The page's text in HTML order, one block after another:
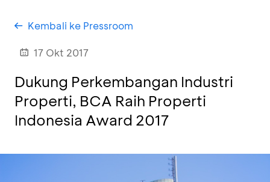
Kembali ke Pressroom
17 Okt 2017
Dukung Perkembangan Industri
Properti, BCA Raih Properti
Indonesia Award 2017